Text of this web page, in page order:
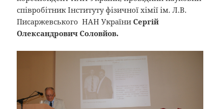
співробітник Інституту фізичної хімії ім. Л.В.
Писаржевського НАН УкраїниСергій
Олександрович Соловйов.